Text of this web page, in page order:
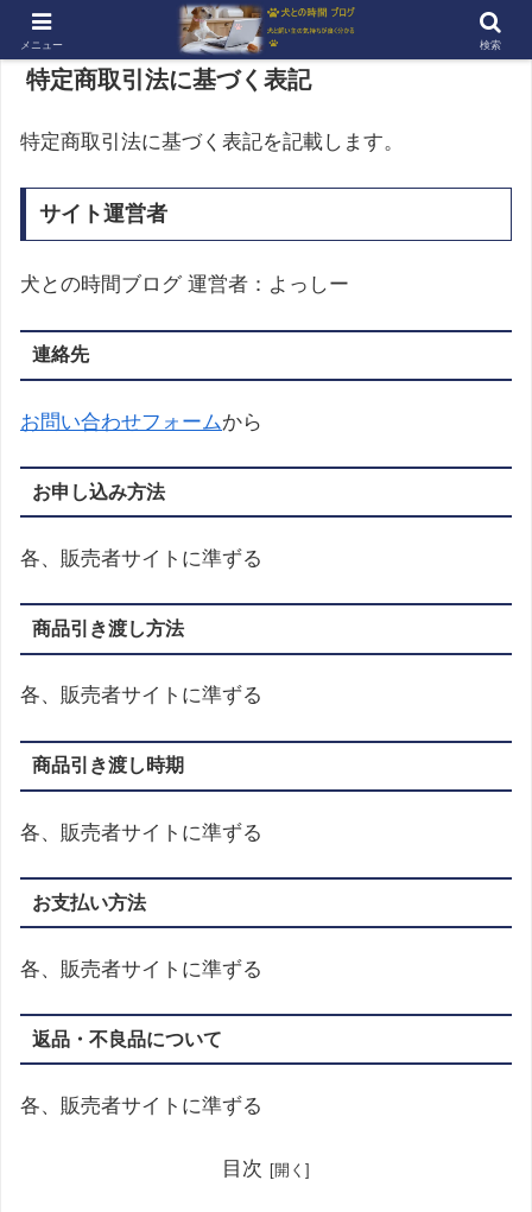
特定商取引法に基づく表記
特定商取引法に基づく表記を記載します。
サイト運営者
犬との時間ブログ運営者：よっしー
連絡先
お問い合わせフォームから
お申し込み方法
各、販売者サイトに準ずる
商品引き渡し方法
各、販売者サイトに準ずる
商品引き渡し時期
各、販売者サイトに準ずる
お支払い方法
各、販売者サイトに準ずる
返品・不良品について
各、販売者サイトに準ずる
目次
メニュー 検索